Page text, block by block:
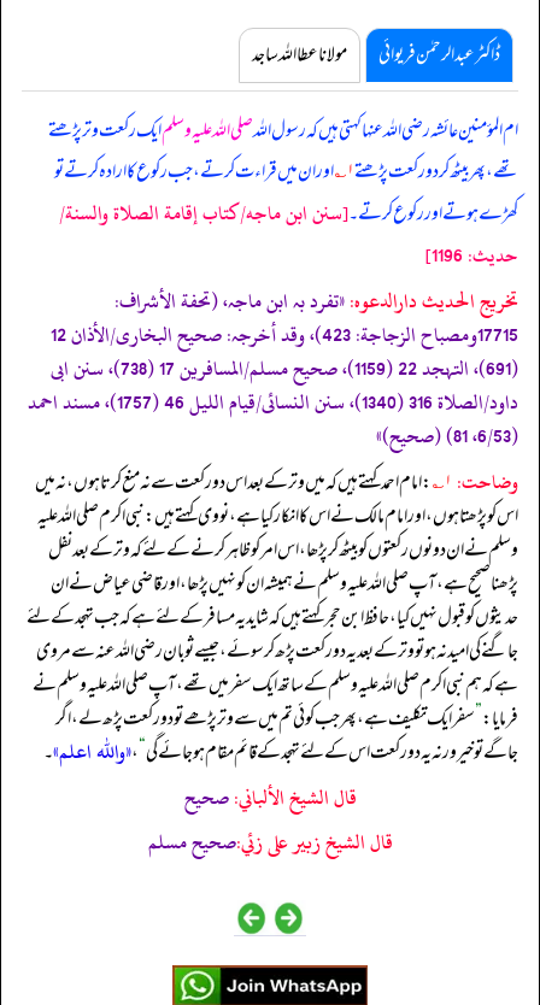
ڈاکٹر عبدالرحمٰن فریوائی مولانا عطا اللہ ساجد
ام المؤمنین عائشہ رضی اللہ عنہا کہتی ہیں کہرسول اللہصلی اللہ علیہ وسلمایک رکعت وتر پڑھتے
تھے، پھر بیٹھ کر دو رکعت پڑھتے۱؎ اور ان میں قراءت کرتے، جب رکوع کا ارادہ کرتے تو
کھڑے ہوتے اور رکوع کرتے۔[سنن ابن ماجه/كتاب إقامة الصلاة والسنة/
حدیث: 1196]
تخریج الحدیث دارالدعوہ:«‏‏‏‏تفرد بہ ابن ماجہ، (تحفة الأشراف:
17715ومصباح الزجاجة: 423)، وقد أخرجہ: صحیح البخاری/الأذان 12
(691)، التہجد 22 (1159)، صحیح مسلم/المسافرین 17 (738)، سنن ابی
داود/الصلاة 316 (1340)، سنن النسائی/قیام اللیل 46 (1757)، مسند احمد
(6/53، 81) (صحیح)»
وضاحت: ۱؎ : امام احمد کہتے ہیں کہ میں وتر کے بعد اس دو رکعت سے نہ منع کرتا ہوں، نہ میں
اس کو پڑھتا ہوں، اور امام مالک نے اس کا انکار کیا ہے، نووی کہتے ہیں: نبی اکرم صلی اللہ علیہ
وسلم نے ان دونوں رکعتوں کو بیٹھ کر پڑھا، اس امر کو ظاہر کرنے کے لئے کہ وتر کے بعد نفل
پڑھنا صحیح ہے، آپ صلی اللہ علیہ وسلم نے ہمیشہ ان کو نہیں پڑھا، اور قاضی عیاض نے ان
حدیثوں کو قبول نہیں کیا، حافظ ابن حجر کہتے ہیں کہ شاید یہ مسافر کے لئے ہے کہ جب تہجد کے لئے
جاگنے کی امید نہ ہو تو وتر کے بعد یہ دو رکعت پڑھ کر سوئے، جیسے ثوبان رضی اللہ عنہ سے مروی
ہے کہ ہم نبی اکرم صلی اللہ علیہ وسلم کے ساتھ ایک سفر میں تھے، آپ صلی اللہ علیہ وسلم نے
فرمایا:”سفر ایک تکلیف ہے، پھر جب کوئی تم میں سے وتر پڑھے تو دو رکعت پڑھ لے، اگر
جاگے تو خیر ورنہ یہ دو رکعت اس کے لئے تہجد کے قائم مقام ہو جائے گی“،«واللہ اعلم»۔
قال الشيخ الألباني:صحيح
قال الشيخ زبير على زئي:صحيح مسلم